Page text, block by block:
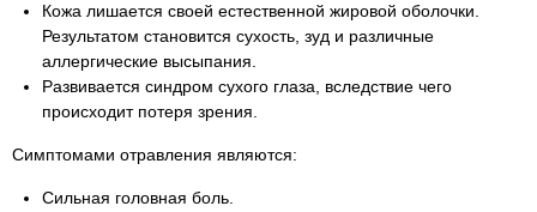
Кожа лишается своей естественной жировой оболочки.
Результатом становится сухость, зуд и различные
аллергические высыпания.
Развивается синдром сухого глаза, вследствие чего
происходит потеря зрения.
Симптомами отравления являются:
Сильная головная боль.